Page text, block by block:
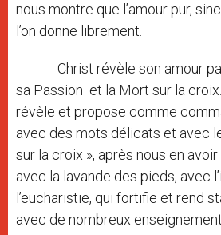
nous montre que l’amour pur,
l’on donne librement.
Christ révèle son amour
sa Passion et la Mort sur la croix.
révèle et propose comme
avec des mots délicats et avec
sur la croix », après nous en
avec la lavande des pieds, avec
l’eucharistie, qui fortifie et rend
avec de nombreux